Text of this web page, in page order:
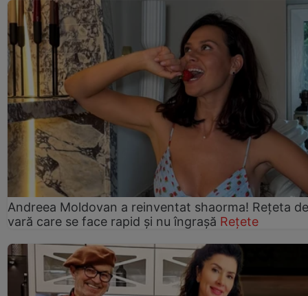
Andreea Moldovan a reinventat shaorma! Rețeta de
vară care se face rapid și nu îngrașă Rețete